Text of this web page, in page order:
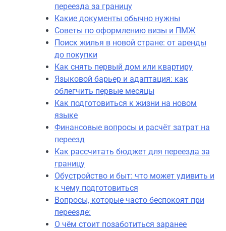
переезда за границу
Какие документы обычно нужны
Советы по оформлению визы и ПМЖ
Поиск жилья в новой стране: от аренды
до покупки
Как снять первый дом или квартиру
Языковой барьер и адаптация: как
облегчить первые месяцы
Как подготовиться к жизни на новом
языке
Финансовые вопросы и расчёт затрат на
переезд
Как рассчитать бюджет для переезда за
границу
Обустройство и быт: что может удивить и
к чему подготовиться
Вопросы, которые часто беспокоят при
переезде:
О чём стоит позаботиться заранее